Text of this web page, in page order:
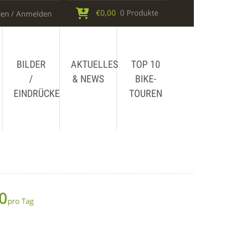
/ Anmelden €0,00 0 Produkte
BILDER
/
EINDRÜCKE
AKTUELLES
& NEWS
TOP 10
BIKE-
TOUREN
pro Tag